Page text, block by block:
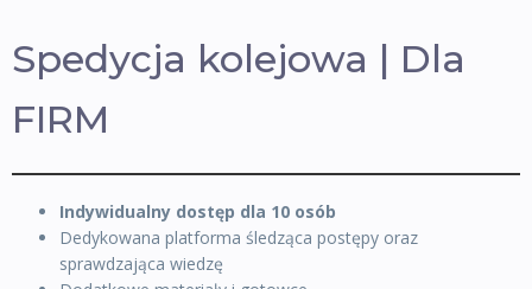
Spedycja kolejowa | Dla
FIRM
Indywidualny dostęp dla 10 osób
Dedykowana platforma śledząca postępy oraz
sprawdzająca wiedzę